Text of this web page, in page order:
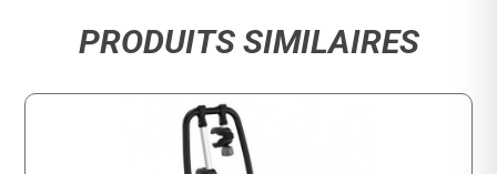
PRODUITS SIMILAIRES